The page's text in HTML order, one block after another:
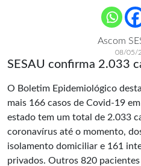
Ascom
08/05/
SESAU confirma 2.033
O Boletim Epidemiológico
mais 166 casos de Covid-19
estado tem um total de 2.033
coronavírus até o momento,
isolamento domiciliar e 161
privados. Outros 820